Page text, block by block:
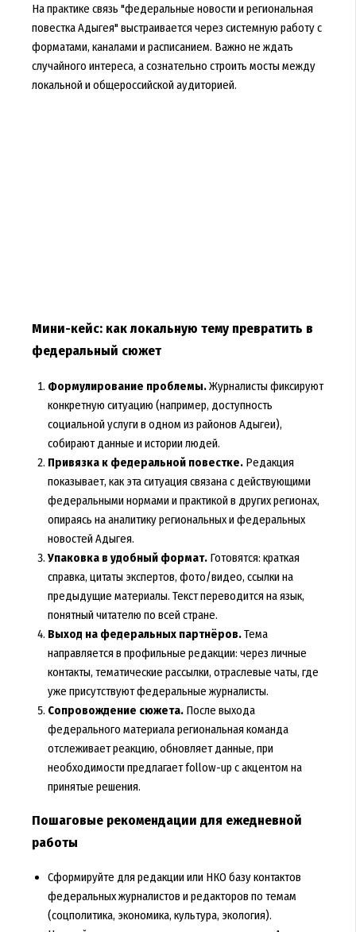
На практике связь "федеральные новости и региональная
повестка Адыгея" выстраивается через системную работу с
форматами, каналами и расписанием. Важно не ждать
случайного интереса, а сознательно строить мосты между
локальной и общероссийской аудиторией.
Мини-кейс: как локальную тему превратить в
федеральный сюжет
Формулирование проблемы.Журналисты фиксируют
конкретную ситуацию (например, доступность
социальной услуги в одном из районов Адыгеи),
собирают данные и истории людей.
Привязка к федеральной повестке.Редакция
показывает, как эта ситуация связана с действующими
федеральными нормами и практикой в других регионах,
опираясь на аналитику региональных и федеральных
новостей Адыгея.
Упаковка в удобный формат.Готовятся: краткая
справка, цитаты экспертов, фото/видео, ссылки на
предыдущие материалы. Текст переводится на язык,
понятный читателю по всей стране.
Выход на федеральных партнёров.Тема
направляется в профильные редакции: через личные
контакты, тематические рассылки, отраслевые чаты, где
уже присутствуют федеральные журналисты.
Сопровождение сюжета.После выхода
федерального материала региональная команда
отслеживает реакцию, обновляет данные, при
необходимости предлагает follow-up с акцентом на
принятые решения.
Пошаговые рекомендации для ежедневной
работы
Сформируйте для редакции или НКО базу контактов
федеральных журналистов и редакторов по темам
(соцполитика, экономика, культура, экология).